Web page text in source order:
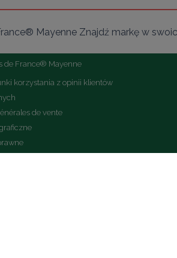
Mayenne Znajdź markę w
de France® Mayenne
korzystania z opinii klientów
de vente